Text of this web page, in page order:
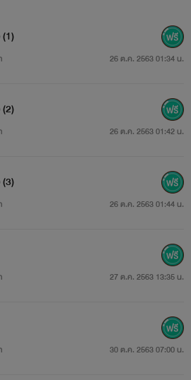
งนัก แต่ใครจะรู้กันเล่าว่าเขา
!
บบุรุษที่นางไม่รู้จักได้เช่น
26 ต.ค. 2563 01:34 น.
26 ต.ค. 2563 01:42 น.
26 ต.ค. 2563 01:44 น.
27 ต.ค. 2563 13:35 น.
30 ต.ค. 2563 07:00 น.